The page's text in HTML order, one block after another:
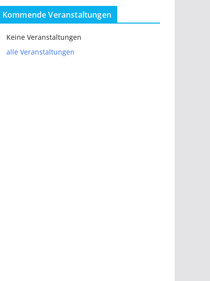
Kommende Veranstaltungen
Keine Veranstaltungen
alle Veranstaltungen